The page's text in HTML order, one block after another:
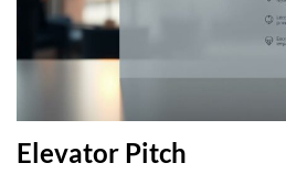
Elevator Pitch